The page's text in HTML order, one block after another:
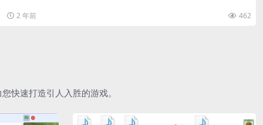
2 年前 462
快速打造引人入胜的游戏。